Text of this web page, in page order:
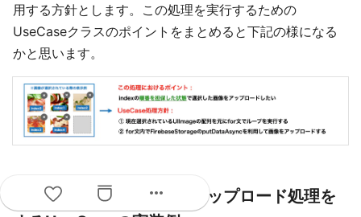
用する方針とします。この処理を実行するための
UseCaseクラスのポイントをまとめると下記の様になる
かと思います。
3-1. 複数枚の画像データアップロード処理を
more_horiz